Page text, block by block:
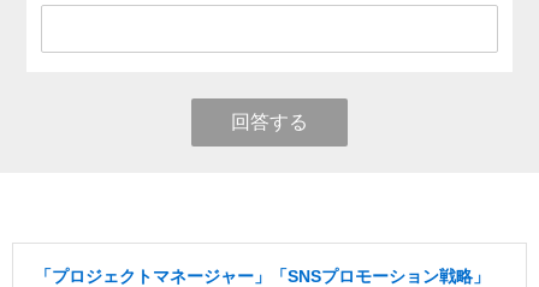
回答する
「プロジェクトマネージャー」「SNSプロモーション戦略」